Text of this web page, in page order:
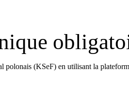
polonais (KSeF) en utilisant la